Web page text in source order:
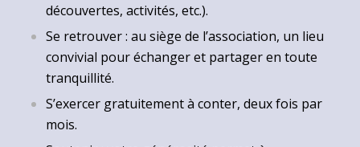
découvertes, activités, etc.).
Se retrouver : au siège de l’association, un lieu
convivial pour échanger et partager en toute
tranquillité.
S’exercer gratuitement à conter, deux fois par
mois.